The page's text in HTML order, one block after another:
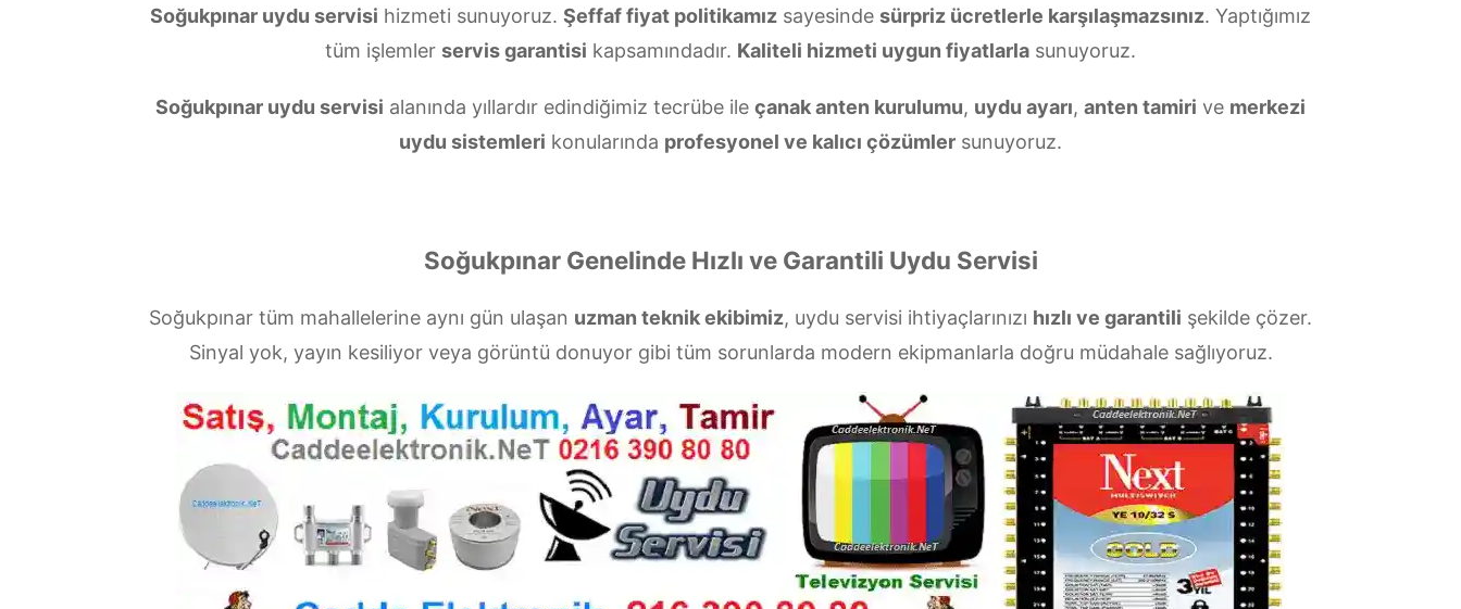
Soğukpınar uydu servisi hizmeti sunuyoruz. Şeffaf fiyat politikamız sayesinde sürpriz ücretlerle karşılaşmazsınız. Yaptığımız
tüm işlemler servis garantisi kapsamındadır. Kaliteli hizmeti uygun fiyatlarla sunuyoruz.
Soğukpınar uydu servisi alanında yıllardır edindiğimiz tecrübe ile çanak anten kurulumu, uydu ayarı, anten tamiri ve merkezi
uydu sistemleri konularında profesyonel ve kalıcı çözümler sunuyoruz.
Soğukpınar Genelinde Hızlı ve Garantili Uydu Servisi
Soğukpınar tüm mahallelerine aynı gün ulaşan uzman teknik ekibimiz, uydu servisi ihtiyaçlarınızı hızlı ve garantili şekilde çözer.
Sinyal yok, yayın kesiliyor veya görüntü donuyor gibi tüm sorunlarda modern ekipmanlarla doğru müdahale sağlıyoruz.